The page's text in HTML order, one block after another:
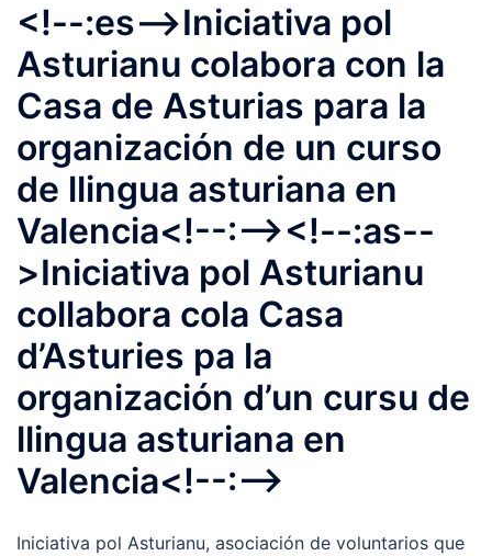
<!--:es-->Iniciativa pol
Asturianu colabora con la
Casa de Asturias para la
organización de un curso
de llingua asturiana en
Valencia<!--:--><!--:as--
>Iniciativa pol Asturianu
collabora cola Casa
d’Asturies pa la
organización d’un cursu de
llingua asturiana en
Valencia<!--:-->
Iniciativa pol Asturianu, asociación de voluntarios que